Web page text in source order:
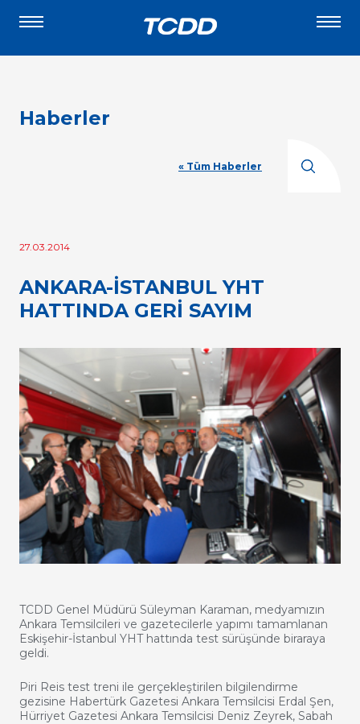
Haberler
« Tüm Haberler
27.03.2014
ANKARA-İSTANBUL YHT
HATTINDA GERİ SAYIM
TCDD Genel Müdürü Süleyman Karaman, medyamızın
Ankara Temsilcileri ve gazetecilerle yapımı tamamlanan
Eskişehir-İstanbul YHT hattında test sürüşünde biraraya
geldi.
Piri Reis test treni ile gerçekleştirilen bilgilendirme
gezisine Habertürk Gazetesi Ankara Temsilcisi Erdal Şen,
Hürriyet Gazetesi Ankara Temsilcisi Deniz Zeyrek, Sabah